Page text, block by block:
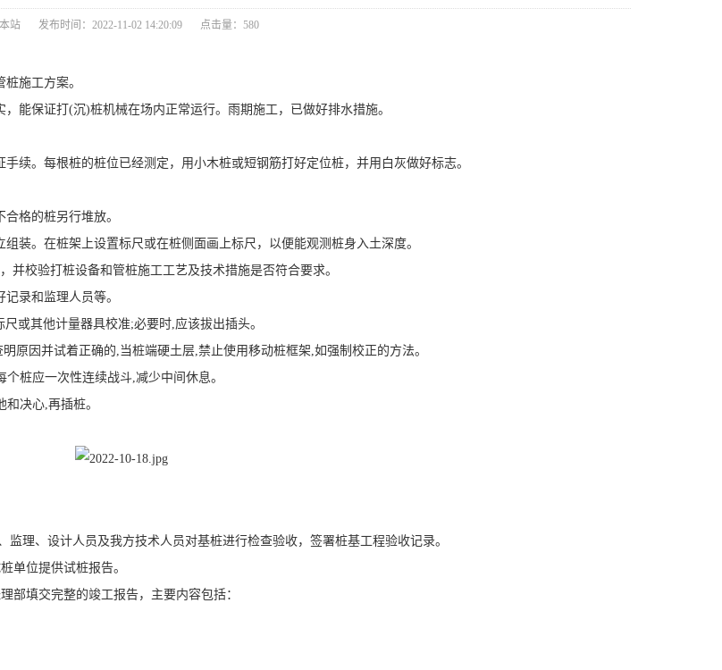
站 发布时间：2022-11-02 14:20:09 点击量：580
施工方案。
能保证打(沉)桩机械在场内正常运行。雨期施工，已做好排水措施。
续。每根桩的桩位已经测定，用小木桩或短钢筋打好定位桩，并用白灰做好标志。
格的桩另行堆放。
装。在桩架上设置标尺或在桩侧面画上标尺，以便能观测桩身入土深度。
校验打桩设备和管桩施工工艺及技术措施是否符合要求。
录和监理人员等。
或其他计量器具校准;必要时,应该拔出插头。
原因并试着正确的,当桩端硬土层,禁止使用移动桩框架,如强制校正的方法。
桩应一次性连续战斗,减少中间休息。
决心,再插桩。
理、设计人员及我方技术人员对基桩进行检查验收，签署桩基工程验收记录。
单位提供试桩报告。
部填交完整的竣工报告，主要内容包括：